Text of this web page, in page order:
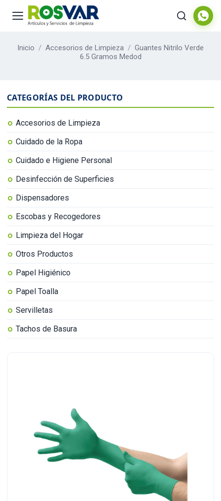
Inicio / Accesorios de Limpieza / Guantes Nitrilo Verde
6.5 Gramos Medod
CATEGORÍAS DEL PRODUCTO
Accesorios de Limpieza
Cuidado de la Ropa
Cuidado e Higiene Personal
Desinfección de Superficies
Dispensadores
Escobas y Recogedores
Limpieza del Hogar
Otros Productos
Papel Higiénico
Papel Toalla
Servilletas
Tachos de Basura